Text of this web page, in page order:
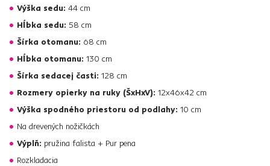
Výška sedu: 44 cm
Hĺbka sedu: 58 cm
Šírka otomanu: 68 cm
Hĺbka otomanu: 130 cm
Šírka sedacej časti: 128 cm
Rozmery opierky na ruky (ŠxHxV): 12x46x42 cm
Výška spodného priestoru od podlahy: 10 cm
Na drevených nožičkách
Výplň: pružina falista + Pur pena
Rozkladacia